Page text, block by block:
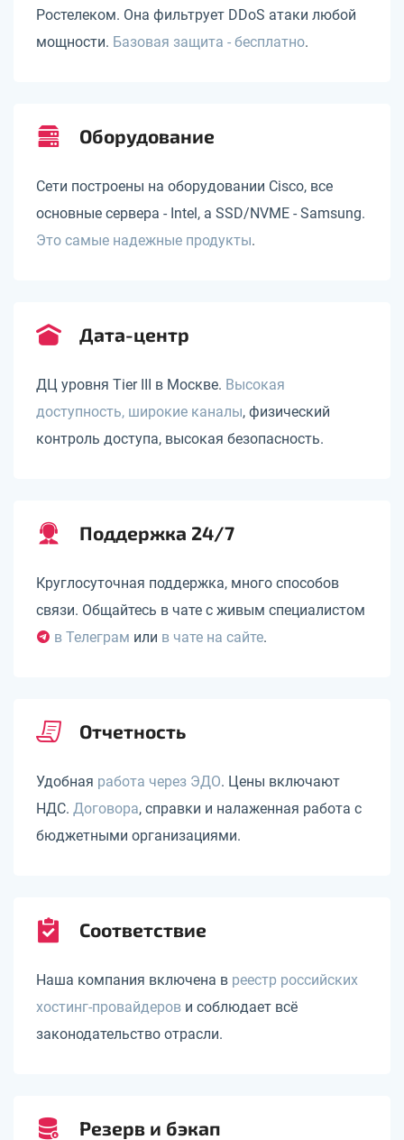
Ростелеком. Она фильтрует DDoS атаки любой
мощности. Базовая защита - бесплатно.
Оборудование
Сети построены на оборудовании Cisco, все
основные сервера - Intel, а SSD/NVME - Samsung.
Это самые надежные продукты.
Дата-центр
ДЦ уровня Tier III в Москве. Высокая
доступность, широкие каналы, физический
контроль доступа, высокая безопасность.
Поддержка 24/7
Круглосуточная поддержка, много способов
связи. Общайтесь в чате с живым специалистом
в Телеграм или в чате на сайте.
Отчетность
Удобная работа через ЭДО. Цены включают
НДС. Договора, справки и налаженная работа с
бюджетными организациями.
Соответствие
Наша компания включена в реестр российских
хостинг-провайдеров и соблюдает всё
законодательство отрасли.
Резерв и бэкап